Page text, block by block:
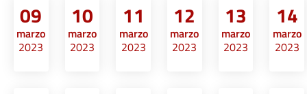
09
marzo
2023
10
marzo
2023
11
marzo
2023
12
marzo
2023
13
marzo
2023
14
marzo
2023